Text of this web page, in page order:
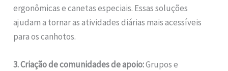
ergonômicas e canetas especiais. Essas soluções
ajudam a tornar as atividades diárias mais acessíveis
para os canhotos.
3. Criação de comunidades de apoio:Grupos e